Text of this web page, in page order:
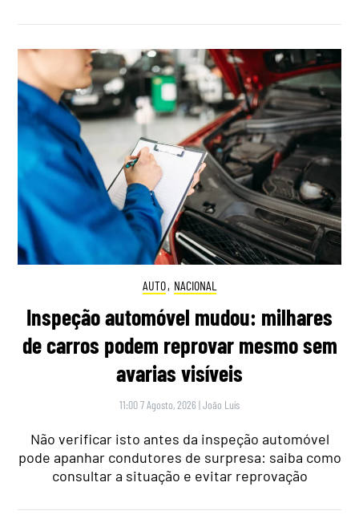
AUTO, NACIONAL
Inspeção automóvel mudou: milhares
de carros podem reprovar mesmo sem
avarias visíveis
11:00 7 Agosto, 2026 |João Luís
Não verificar isto antes da inspeção automóvel
pode apanhar condutores de surpresa: saiba como
consultar a situação e evitar reprovação